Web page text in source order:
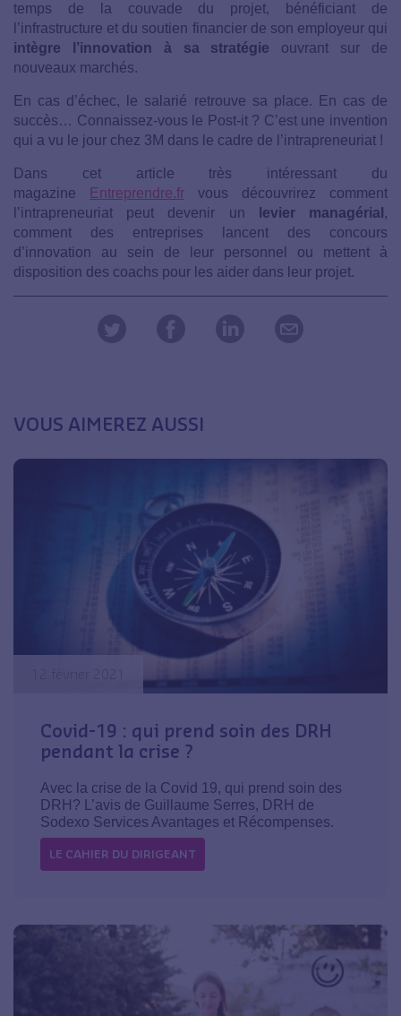
temps de la couvade du projet, bénéficiant de
l’infrastructure et du soutien financier de son employeur qui
intègre l’innovation à sa stratégie ouvrant sur de
nouveaux marchés.
En cas d’échec, le salarié retrouve sa place. En cas de
succès… Connaissez-vous le Post-it ? C’est une invention
qui a vu le jour chez 3M dans le cadre de l’intrapreneuriat !
Dans cet article très intéressant du
magazine
Entreprendre.fr vous découvrirez comment
l’intrapreneuriat peut devenir un levier managérial ,
comment des entreprises lancent des concours
d’innovation au sein de leur personnel ou mettent à
disposition des coachs pour les aider dans leur projet.
VOUS AIMEREZ AUSSI
Covid-19 : qui prend soin des DRH
pendant la crise ?
Avec la crise de la Covid 19, qui prend soin des
DRH? L’avis de Guillaume Serres, DRH de
Sodexo Services Avantages et Récompenses.
LE CAHIER DU DIRIGEANT